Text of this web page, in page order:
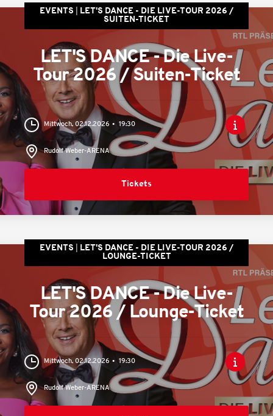
EVENTS
LET'S DANCE - DIE LIVE-TOUR 2026 /
SUITEN-TICKET
LET'S DANCE - Die Live-
Tour 2026 / Suiten-Ticket
Mittwoch, 02.12.2026 19:30
Rudolf Weber-ARENA
Tickets
EVENTS
LET'S DANCE - DIE LIVE-TOUR 2026 /
LOUNGE-TICKET
LET'S DANCE - Die Live-
Tour 2026 / Lounge-Ticket
Mittwoch, 02.12.2026 19:30
Rudolf Weber-ARENA